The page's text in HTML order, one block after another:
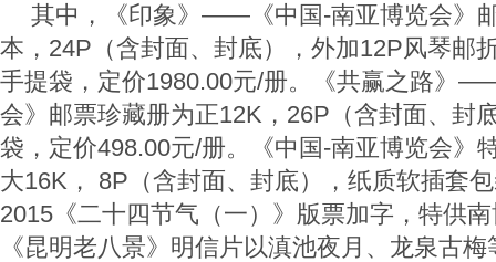
其中，《印象》——《中国-南亚博览会》
本，24P（含封面、封底），外加12P风琴邮
手提袋，定价1980.00元/册。《共赢之路》
会》邮票珍藏册为正12K，26P（含封面、封
袋，定价498.00元/册。《中国-南亚博览会》
大16K， 8P（含封面、封底），纸质软插套
2015《二十四节气（一）》版票加字，特供
《昆明老八景》明信片以滇池夜月、龙泉古